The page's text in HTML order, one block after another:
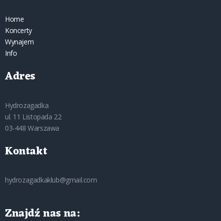
Home
Koncerty
Wynajem
Info
Adres
Hydrozagadka
ul. 11 Listopada 22
03-448 Warszawa
Kontakt
hydrozagadkaklub@gmail.com
Znajdź nas na: